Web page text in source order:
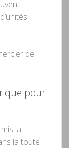
de
pour
la
la toute